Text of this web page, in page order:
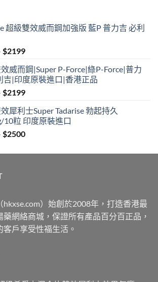
超級雙效威而鋼加強版 藍P 普力吉 必利
$2199Price
$399
through
$2199
威而鋼|Super P-Force|綠P-Force|普力
吉|印度原裝進口|香港正品
$2199Price
$399
through
$2199
犀利士Super Tadarise 勃起持久
10粒 印度原裝進口
$2500Price
$489
hkxse.com）始創於2008年，打造香港最
網絡商城，保證所有產品百分百正品，
戶享受性福生活。